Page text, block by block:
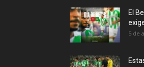
El
5 de